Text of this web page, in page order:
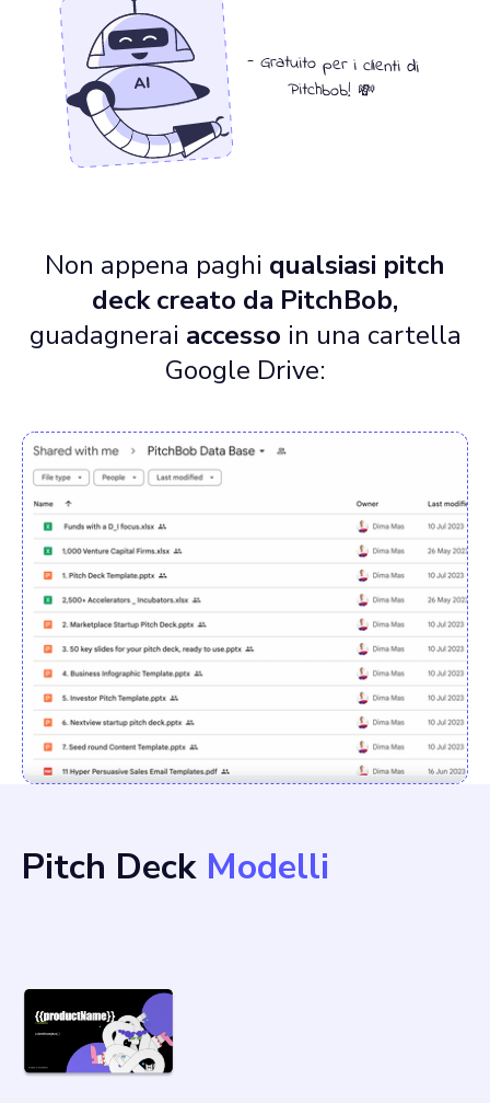
- Gratuito per i clienti di
Pitchbob! 💸
Non appena paghi qualsiasi pitch
deck creato da PitchBob,
guadagnerai accesso in una cartella
Google Drive:
Pitch Deck Modelli